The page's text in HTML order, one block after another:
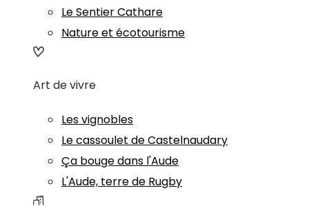
Le Sentier Cathare
Nature et écotourisme
Art de vivre
Les vignobles
Le cassoulet de Castelnaudary
Ça bouge dans l'Aude
L'Aude, terre de Rugby